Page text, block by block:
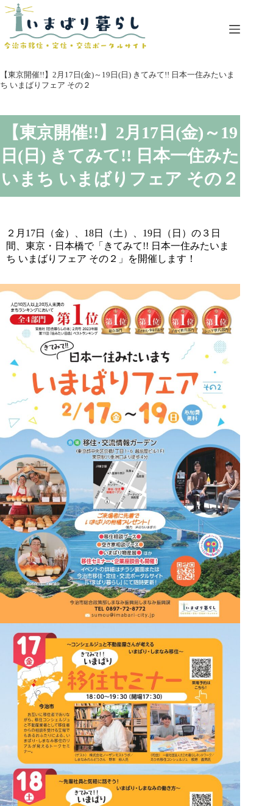
コ
ン
へ
ス
【東京開催!!】2月17日(金)～19日(日) きてみて!! 日本一住みたいま
ち いまばりフェア その２
【東京開催!!】2月17日(金)～19
日(日) きてみて!! 日本一住みた
いまち いまばりフェア その２
２月17日（金）、18日（土）、19日（日）の３日
間、東京・日本橋で「きてみて!! 日本一住みたいま
ち いまばりフェア その２」を開催します！